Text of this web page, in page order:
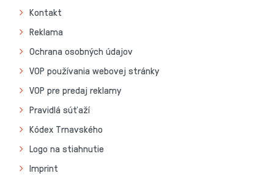
Kontakt
Reklama
Ochrana osobných údajov
VOP používania webovej stránky
VOP pre predaj reklamy
Pravidlá súťaží
Kódex Trnavského
Logo na stiahnutie
Imprint